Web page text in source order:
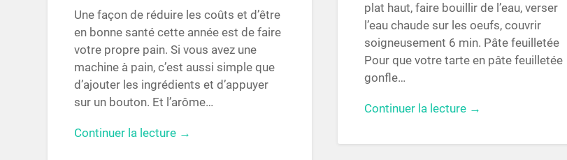
Une façon de réduire les coûts et d’être
en bonne santé cette année est de faire
votre propre pain. Si vous avez une
machine à pain, c’est aussi simple que
d’ajouter les ingrédients et d’appuyer
sur un bouton. Et l’arôme…
Continuer la lecture →
plat haut, faire bouillir de l’eau, verser
l’eau chaude sur les oeufs, couvrir
soigneusement 6 min. Pâte feuilletée
Pour que votre tarte en pâte feuilletée
gonfle…
Continuer la lecture →